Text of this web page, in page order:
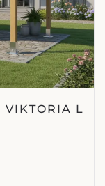
VIKTORIA L